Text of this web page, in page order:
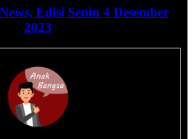
Edisi Senin 4 Desember
2023